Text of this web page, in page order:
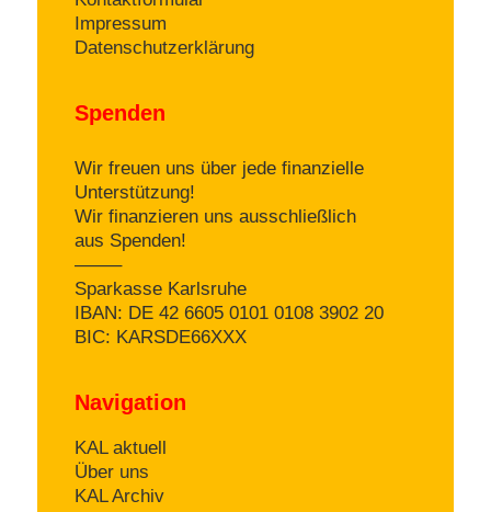
Impressum
Datenschutzerklärung
Spenden
Wir freuen uns über jede finanzielle
Unterstützung!
Wir finanzieren uns ausschließlich
aus Spenden!
——–
Sparkasse Karlsruhe
IBAN: DE 42 6605 0101 0108 3902 20
BIC: KARSDE66XXX
Navigation
KAL aktuell
Über uns
KAL Archiv